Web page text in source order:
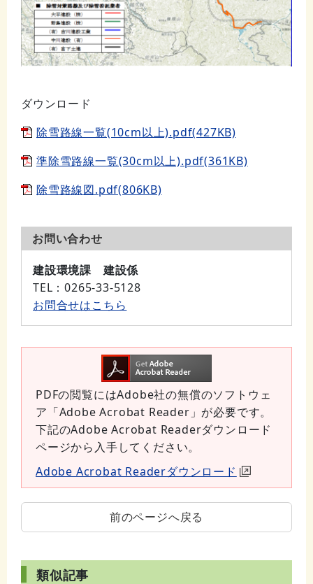
ダウンロード
除雪路線一覧(10cm以上).pdf(427KB)
準除雪路線一覧(30cm以上).pdf(361KB)
除雪路線図.pdf(806KB)
お問い合わせ
建設環境課 建設係
TEL ：0265-33-5128
お問合せはこちら
PDFの閲覧にはAdobe社の無償のソフトウェ
ア「Adobe Acrobat Reader」が必要です。
下記のAdobe Acrobat Readerダウンロード
ページから入手してください。
Adobe Acrobat Readerダウンロード
前のページへ戻る
類似記事